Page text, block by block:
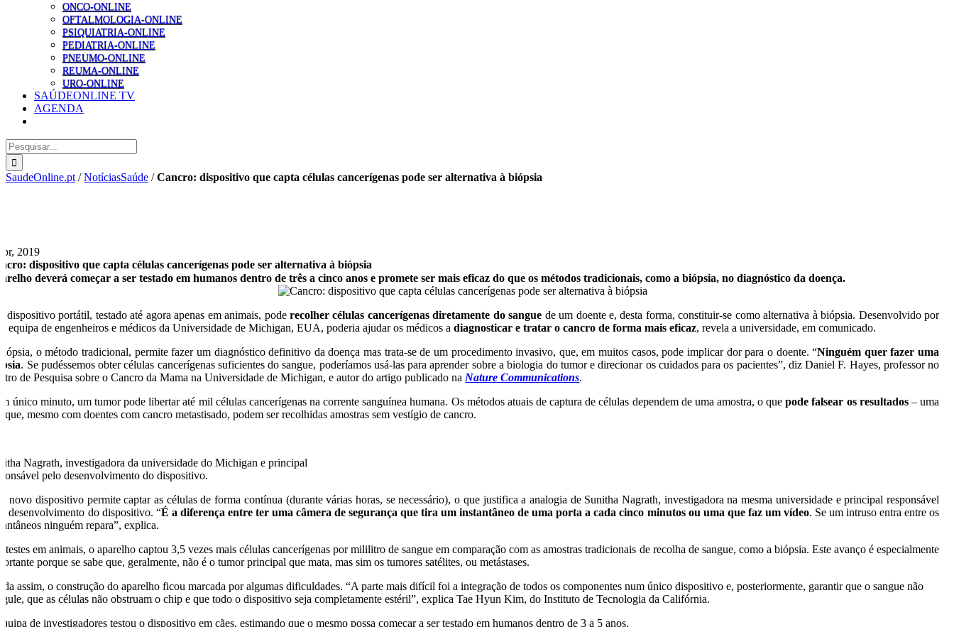
ONCO-ONLINE
OFTALMOLOGIA-ONLINE
PSIQUIATRIA-ONLINE
PEDIATRIA-ONLINE
PNEUMO-ONLINE
REUMA-ONLINE
URO-ONLINE
SAÚDEONLINE TV
AGENDA
Pesquisar
SaudeOnline.pt /NotíciasSaúde /Cancro: dispositivo que capta células cancerígenas pode ser alternativa à biópsia
2019
dispositivo que capta células cancerígenas pode ser alternativa à biópsia
deverá começar a ser testado em humanos dentro de três a cinco anos e promete ser mais eficaz do que os métodos tradicionais, como a biópsia, no diagnóstico da doença.
dispositivo portátil, testado até agora apenas em animais, pode recolher células cancerígenas diretamente do sangue de um doente e, desta forma, constituir-se como alternativa à biópsia. Desenvolvido por
equipa de engenheiros e médicos da Universidade de Michigan, EUA, poderia ajudar os médicos adiagnosticar e tratar o cancro de forma mais eficaz, revela a universidade, em comunicado.
o método tradicional, permite fazer um diagnóstico definitivo da doença mas trata-se de um procedimento invasivo, que, em muitos casos, pode implicar dor para o doente. “Ninguém quer fazer uma
. Se pudéssemos obter células cancerígenas suficientes do sangue, poderíamos usá-las para aprender sobre a biologia do tumor e direcionar os cuidados para os pacientes”, diz Daniel F. Hayes, professor no
de Pesquisa sobre o Cancro da Mama na Universidade de Michigan, e autor do artigo publicado na Nature Communications.
único minuto, um tumor pode libertar até mil células cancerígenas na corrente sanguínea humana. Os métodos atuais de captura de células dependem de uma amostra, o quepode falsear os resultados– uma
que, mesmo com doentes com cancro metastisado, podem ser recolhidas amostras sem vestígio de cancro.
Nagrath, investigadora da universidade do Michigan e principal
pelo desenvolvimento do dispositivo.
novo dispositivo permite captar as células de forma contínua (durante várias horas, se necessário), o que justifica a analogia de Sunitha Nagrath, investigadora na mesma universidade e principal responsável
desenvolvimento do dispositivo. “É a diferença entre ter uma câmera de segurança que tira um instantâneo de uma porta a cada cinco minutos ou uma que faz um vídeo. Se um intruso entra entre os
ninguém repara”, explica.
testes em animais, o aparelho captou 3,5 vezes mais células cancerígenas por mililitro de sangue em comparação com as amostras tradicionais de recolha de sangue, como a biópsia. Este avanço é especialmente
porque se sabe que, geralmente, não é o tumor principal que mata, mas sim os tumores satélites, ou metástases.
assim, o construção do aparelho ficou marcada por algumas dificuldades. “A parte mais difícil foi a integração de todos os componentes num único dispositivo e, posteriormente, garantir que o sangue não
que as células não obstruam o chip e que todo o dispositivo seja completamente estéril”, explica Tae Hyun Kim, do Instituto de Tecnologia da Califórnia.
de investigadores testou o dispositivo em cães, estimando que o mesmo possa começar a ser testado em humanos dentro de 3 a 5 anos.